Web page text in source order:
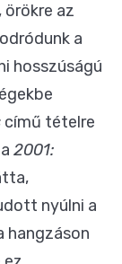
az
a
hosszúságú
című tételre
2001:
nyúlni a
hangzáson